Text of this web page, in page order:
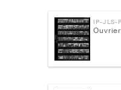
IP-JLS-